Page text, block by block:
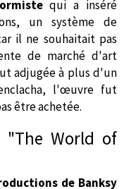
qui a inséré
un système de
il ne souhaitait pas
de marché d'art
adjugée à plus d'un
l'œuvre fut
être achetée.
"The World of
de Banksy